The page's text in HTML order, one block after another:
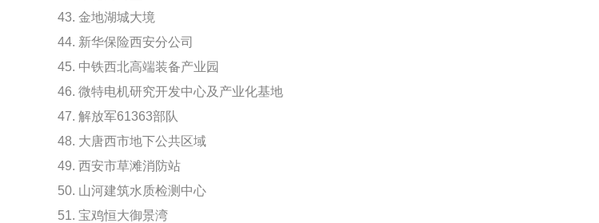
43. 金地湖城大境
44. 新华保险西安分公司
45. 中铁西北高端装备产业园
46. 微特电机研究开发中心及产业化基地
47. 解放军61363部队
48. 大唐西市地下公共区域
49. 西安市草滩消防站
50. 山河建筑水质检测中心
51. 宝鸡恒大御景湾